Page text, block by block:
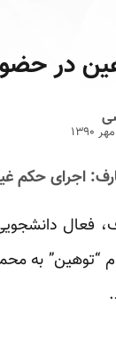
در
اجرای حکم
“توهین” به